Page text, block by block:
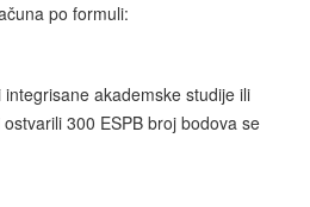
po formuli:
akademske studije ili
300 ESPB broj bodova se